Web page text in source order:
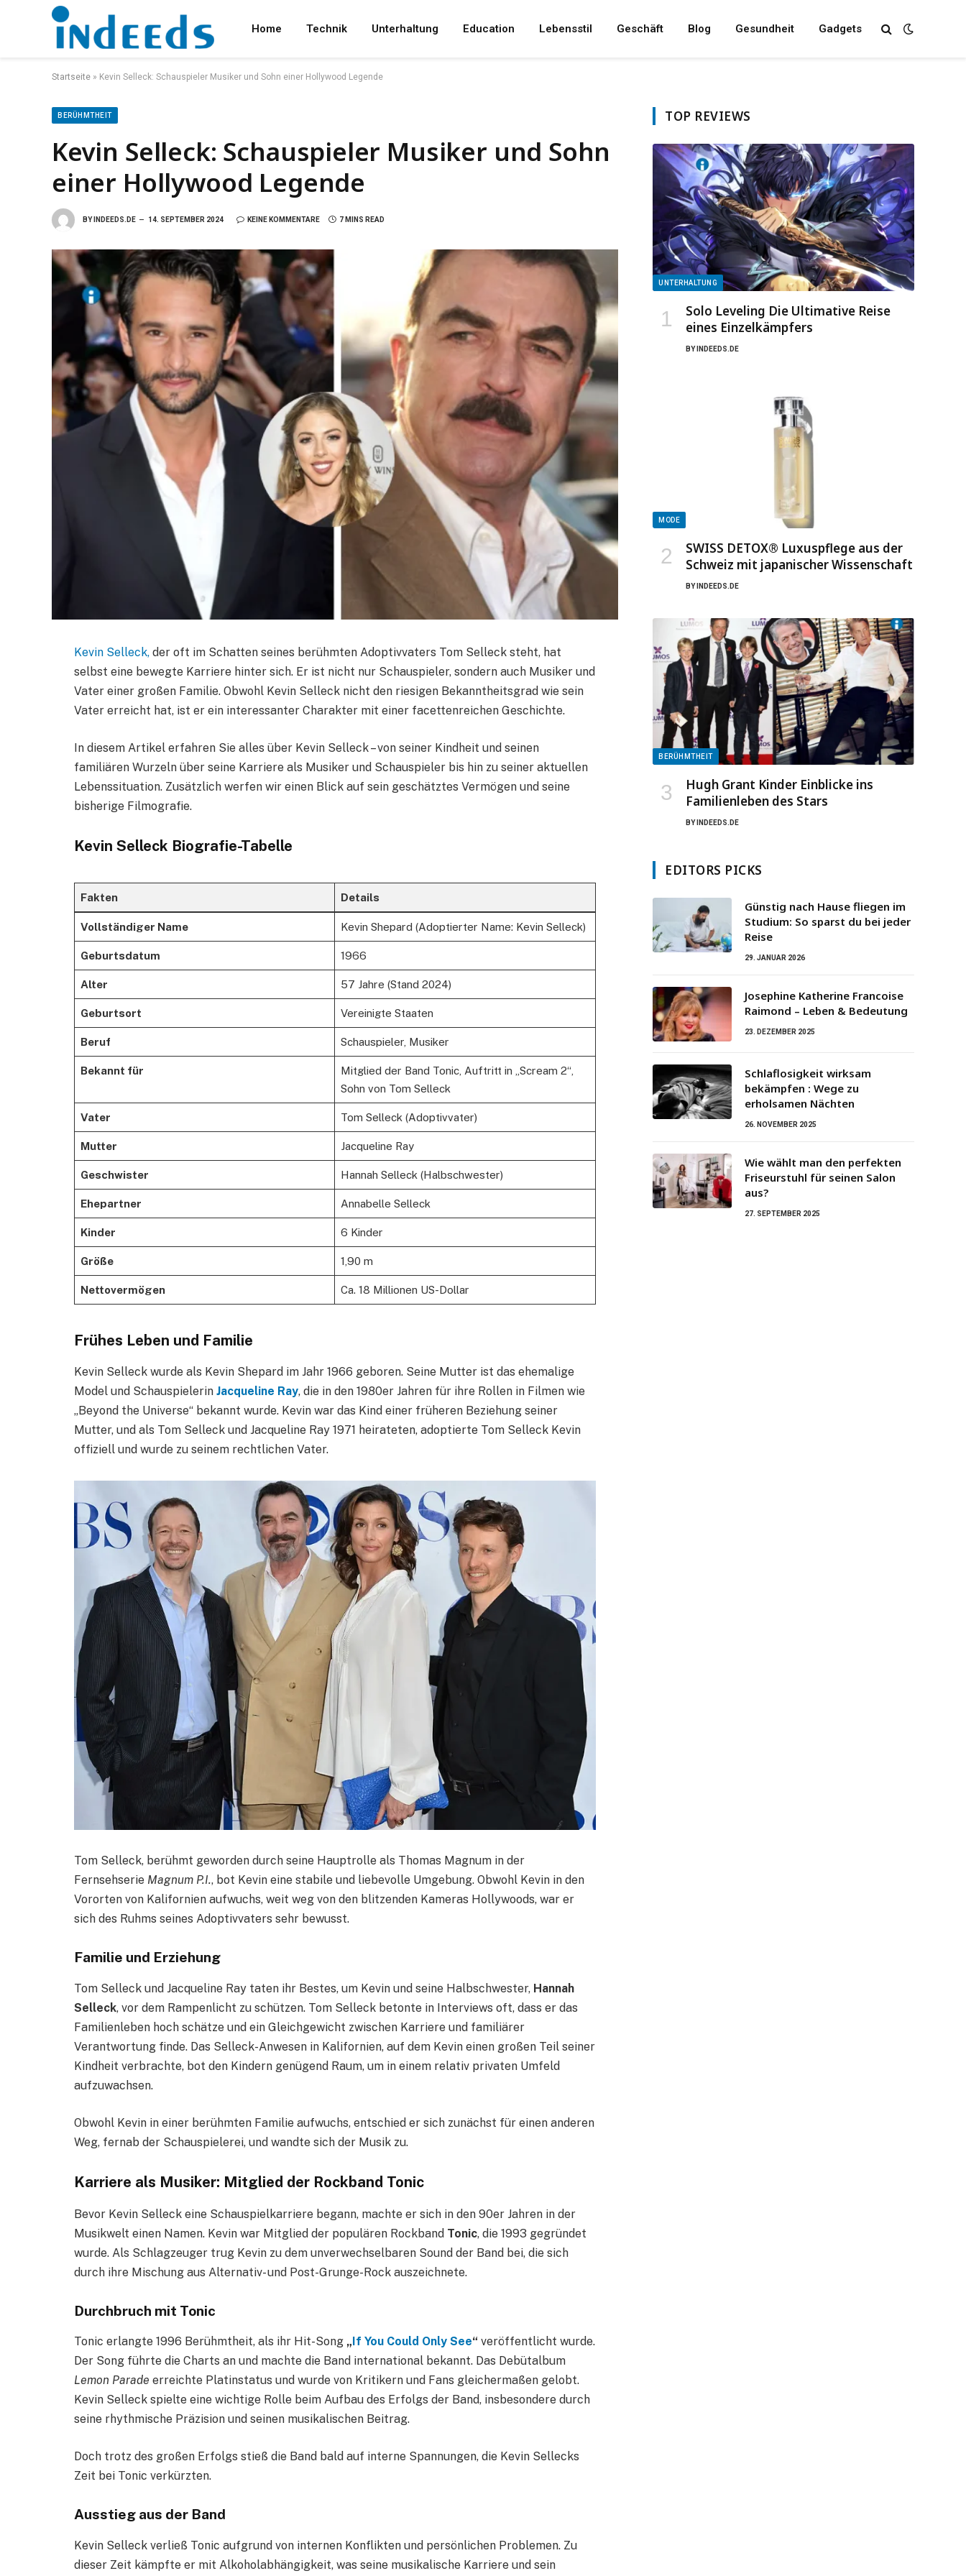
Home Technik Unterhaltung Education Lebensstil Geschäft Blog Gesundheit Gadgets
Startseite » Kevin Selleck: Schauspieler Musiker und Sohn einer Hollywood Legende
BERÜHMTHEIT
Kevin Selleck: Schauspieler Musiker und Sohn
einer Hollywood Legende
BY INDEEDS.DE 14. SEPTEMBER 2024 KEINE KOMMENTARE 7 MINS READ
Kevin Selleck, der oft im Schatten seines berühmten Adoptivvaters Tom Selleck steht, hat
selbst eine bewegte Karriere hinter sich. Er ist nicht nur Schauspieler, sondern auch Musiker und
Vater einer großen Familie. Obwohl Kevin Selleck nicht den riesigen Bekanntheitsgrad wie sein
Vater erreicht hat, ist er ein interessanter Charakter mit einer facettenreichen Geschichte.
In diesem Artikel erfahren Sie alles über Kevin Selleck – von seiner Kindheit und seinen
familiären Wurzeln über seine Karriere als Musiker und Schauspieler bis hin zu seiner aktuellen
Lebenssituation. Zusätzlich werfen wir einen Blick auf sein geschätztes Vermögen und seine
bisherige Filmografie.
Kevin Selleck Biografie-Tabelle
Fakten Details
Vollständiger Name Kevin Shepard (Adoptierter Name: Kevin Selleck)
Geburtsdatum 1966
Alter 57 Jahre (Stand 2024)
Geburtsort Vereinigte Staaten
Beruf Schauspieler, Musiker
Bekannt für
Mitglied der Band Tonic, Auftritt in „Scream 2“,
Sohn von Tom Selleck
Vater Tom Selleck (Adoptivvater)
Mutter Jacqueline Ray
Geschwister Hannah Selleck (Halbschwester)
Ehepartner Annabelle Selleck
Kinder 6 Kinder
Größe 1,90 m
Nettovermögen Ca. 18 Millionen US-Dollar
Frühes Leben und Familie
Kevin Selleck wurde als Kevin Shepard im Jahr 1966 geboren. Seine Mutter ist das ehemalige
Model und Schauspielerin Jacqueline Ray, die in den 1980er Jahren für ihre Rollen in Filmen wie
„Beyond the Universe“ bekannt wurde. Kevin war das Kind einer früheren Beziehung seiner
Mutter, und als Tom Selleck und Jacqueline Ray 1971 heirateten, adoptierte Tom Selleck Kevin
offiziell und wurde zu seinem rechtlichen Vater.
Tom Selleck, berühmt geworden durch seine Hauptrolle als Thomas Magnum in der
Fernsehserie Magnum P.I., bot Kevin eine stabile und liebevolle Umgebung. Obwohl Kevin in den
Vororten von Kalifornien aufwuchs, weit weg von den blitzenden Kameras Hollywoods, war er
sich des Ruhms seines Adoptivvaters sehr bewusst.
Familie und Erziehung
Tom Selleck und Jacqueline Ray taten ihr Bestes, um Kevin und seine Halbschwester, Hannah
Selleck, vor dem Rampenlicht zu schützen. Tom Selleck betonte in Interviews oft, dass er das
Familienleben hoch schätze und ein Gleichgewicht zwischen Karriere und familiärer
Verantwortung finde. Das Selleck-Anwesen in Kalifornien, auf dem Kevin einen großen Teil seiner
Kindheit verbrachte, bot den Kindern genügend Raum, um in einem relativ privaten Umfeld
aufzuwachsen.
Obwohl Kevin in einer berühmten Familie aufwuchs, entschied er sich zunächst für einen anderen
Weg, fernab der Schauspielerei, und wandte sich der Musik zu.
Karriere als Musiker: Mitglied der Rockband Tonic
Bevor Kevin Selleck eine Schauspielkarriere begann, machte er sich in den 90er Jahren in der
Musikwelt einen Namen. Kevin war Mitglied der populären Rockband Tonic, die 1993 gegründet
wurde. Als Schlagzeuger trug Kevin zu dem unverwechselbaren Sound der Band bei, die sich
durch ihre Mischung aus Alternativ- und Post-Grunge-Rock auszeichnete.
Durchbruch mit Tonic
Tonic erlangte 1996 Berühmtheit, als ihr Hit-Song „ If You Could Only See“ veröffentlicht wurde.
Der Song führte die Charts an und machte die Band international bekannt. Das Debütalbum
Lemon Parade erreichte Platinstatus und wurde von Kritikern und Fans gleichermaßen gelobt.
Kevin Selleck spielte eine wichtige Rolle beim Aufbau des Erfolgs der Band, insbesondere durch
seine rhythmische Präzision und seinen musikalischen Beitrag.
Doch trotz des großen Erfolgs stieß die Band bald auf interne Spannungen, die Kevin Sellecks
Zeit bei Tonic verkürzten.
Ausstieg aus der Band
Kevin Selleck verließ Tonic aufgrund von internen Konflikten und persönlichen Problemen. Zu
dieser Zeit kämpfte er mit Alkoholabhängigkeit, was seine musikalische Karriere und sein
TOP REVIEWS
UNTERHALTUNG
Solo Leveling Die Ultimative Reise
eines Einzelkämpfers
BY INDEEDS.DE
MODE
SWISS DETOX® Luxuspflege aus der
Schweiz mit japanischer Wissenschaft
BY INDEEDS.DE
BERÜHMTHEIT
Hugh Grant Kinder Einblicke ins
Familienleben des Stars
BY INDEEDS.DE
EDITORS PICKS
Günstig nach Hause fliegen im
Studium: So sparst du bei jeder
Reise
29. JANUAR 2026
Josephine Katherine Francoise
Raimond – Leben & Bedeutung
23. DEZEMBER 2025
Schlaflosigkeit wirksam
bekämpfen : Wege zu
erholsamen Nächten
26. NOVEMBER 2025
Wie wählt man den perfekten
Friseurstuhl für seinen Salon
aus?
27. SEPTEMBER 2025